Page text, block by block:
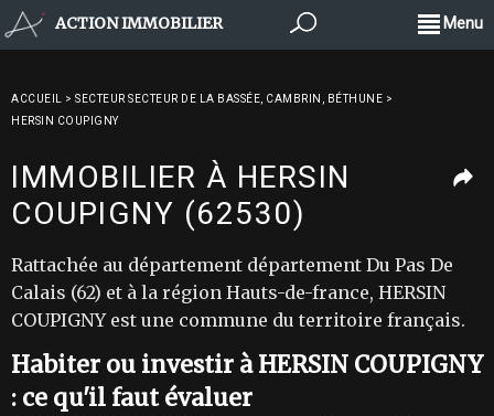
ACTION IMMOBILIER Menu
ACCUEIL > SECTEUR SECTEUR DE LA BASSÉE, CAMBRIN, BÉTHUNE >
HERSIN COUPIGNY
IMMOBILIER À HERSIN
COUPIGNY (62530)
Rattachée au département département Du Pas De
Calais (62) et à la région Hauts-de-france, HERSIN
COUPIGNY est une commune du territoire français.
Habiter ou investir à HERSIN COUPIGNY
: ce qu'il faut évaluer